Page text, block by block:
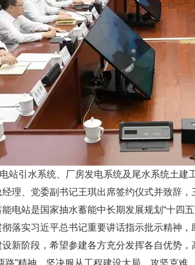
站引水系统、厂房发电系统及尾水系统土
理、党委副书记王琪出席签约仪式并致辞
电站是国家抽水蓄能中长期发展规划“十四
落实习近平总书记重要讲话指示批示精神
新阶段，希望参建各方充分发挥各自优势，
路”精神，坚决服从工程建设大局，攻坚克